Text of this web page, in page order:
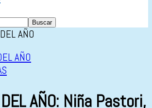
AÑO
AÑO
AÑO: Niña Pastori,